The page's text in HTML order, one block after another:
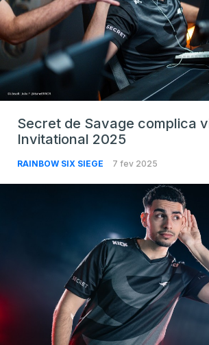
Secret de Savage complica
Invitational 2025
RAINBOW SIX SIEGE 7 fev 2025